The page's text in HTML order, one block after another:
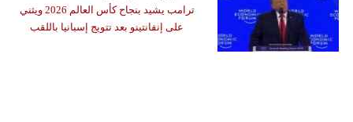
ترامب يشيد بنجاح كأس العالم 2026 ويثني
على إنفانتينو بعد تتويج إسبانيا باللقب